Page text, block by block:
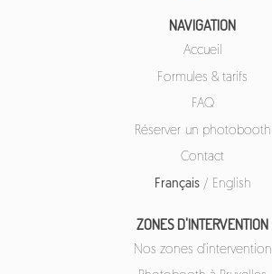
NAVIGATION
Accueil
Formules & tarifs
FAQ
Réserver un photobooth
Contact
Français/ English
ZONES D'INTERVENTION
Nos zones d'intervention